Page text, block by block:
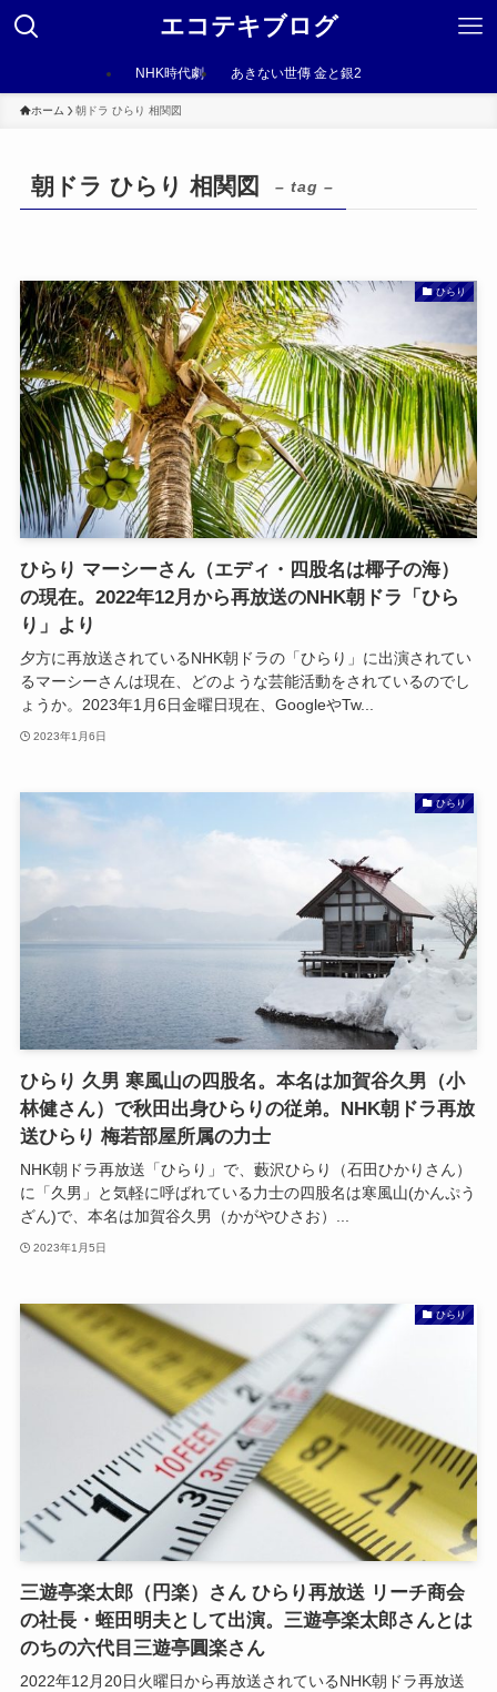
エコテキブログ
NHK時代劇 あきない世傳 金と銀2
ホーム 朝ドラ ひらり 相関図
朝ドラ ひらり 相関図 – tag –
ひらり
ひらり マーシーさん（エディ・四股名は椰子の海）
の現在。2022年12月から再放送のNHK朝ドラ「ひら
り」より
夕方に再放送されているNHK朝ドラの「ひらり」に出演されてい
るマーシーさんは現在、どのような芸能活動をされているのでし
ょうか。2023年1月6日金曜日現在、GoogleやTw...
2023年1月6日
ひらり
ひらり 久男 寒風山の四股名。本名は加賀谷久男（小
林健さん）で秋田出身ひらりの従弟。NHK朝ドラ再放
送ひらり 梅若部屋所属の力士
NHK朝ドラ再放送「ひらり」で、藪沢ひらり（石田ひかりさん）
に「久男」と気軽に呼ばれている力士の四股名は寒風山(かんぷう
ざん)で、本名は加賀谷久男（かがやひさお）...
2023年1月5日
ひらり
三遊亭楽太郎（円楽）さん ひらり再放送 リーチ商会
の社長・蛭田明夫として出演。三遊亭楽太郎さんとは
のちの六代目三遊亭圓楽さん
2022年12月20日火曜日から再放送されているNHK朝ドラ再放送